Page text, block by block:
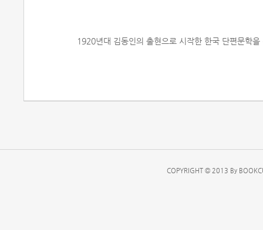
1920년대 김동인의 출현으로 시작한 한국 단편문학을
COPYRIGHT © 2013 By